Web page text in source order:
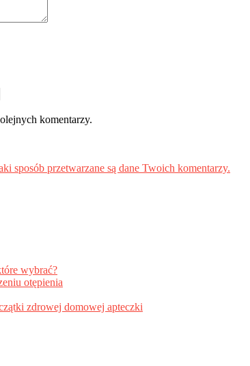
komentarzy.
sposób przetwarzane są dane Twoich komentarzy.
wybrać?
otępienia
zdrowej domowej apteczki